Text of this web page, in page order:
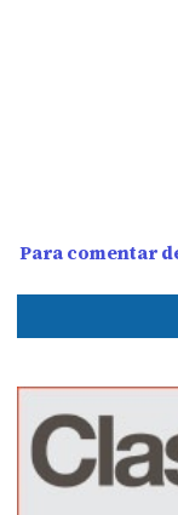
Para comentar